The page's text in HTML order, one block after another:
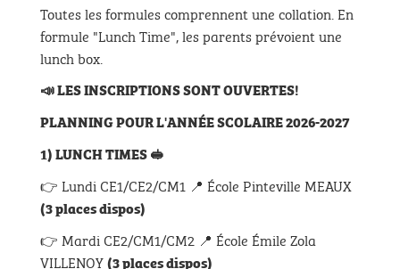
Toutes les formules comprennent une collation. En
formule "Lunch Time", les parents prévoient une
lunch box.
📣 LES INSCRIPTIONS SONT OUVERTES!
PLANNING POUR L'ANNÉE SCOLAIRE 2026-2027
1) LUNCH TIMES 🥪
👉 Lundi CE1/CE2/CM1 📍 École Pinteville MEAUX
(3 places dispos)
👉 Mardi CE2/CM1/CM2 📍 École Émile Zola
VILLENOY(3 places dispos)